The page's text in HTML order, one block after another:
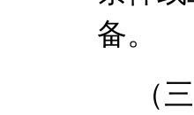
备。
（